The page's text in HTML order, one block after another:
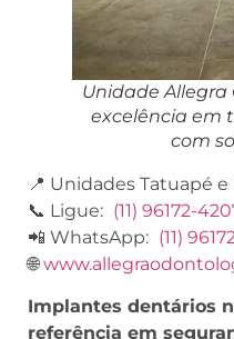
Unidade Allegra
excelência em
com
📍 Unidades Tatuapé
📞 Ligue: (11) 96172-
📲 WhatsApp: (11)
🌐
Implantes dentários
referência em